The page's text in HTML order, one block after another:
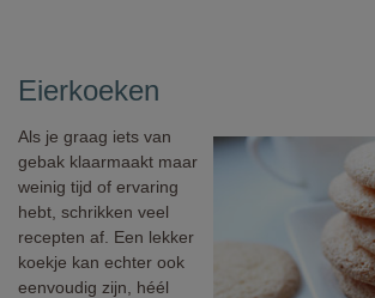
Eierkoeken
Als je graag iets van
gebak klaarmaakt maar
weinig tijd of ervaring
hebt, schrikken veel
recepten af. Een lekker
koekje kan echter ook
eenvoudig zijn, héél